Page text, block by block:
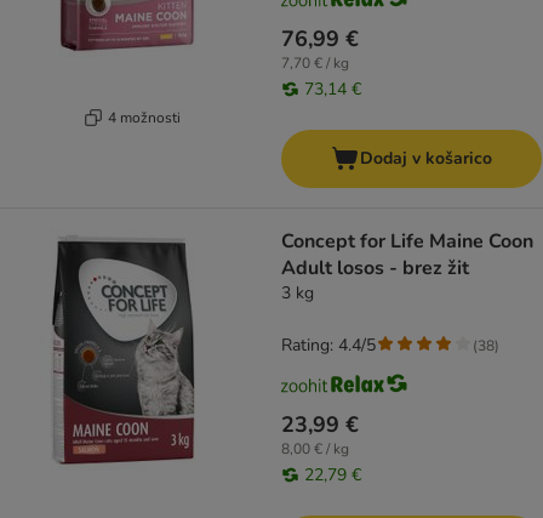
4 možnosti
76,99 €
7,70 € / kg
73,14 €
Dodaj v košarico
Concept for Life Maine Coon
Adult losos - brez žit
3 kg
23,99 €
8,00 € / kg
22,79 €
Rating: 4.4/5 (38)